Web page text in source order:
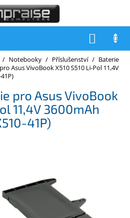
/ Notebooky / Příslušenství / Baterie
Asus VivoBook X510 S510 Li-Pol 11,4V
pro Asus VivoBook
11,4V 3600mAh
41P)